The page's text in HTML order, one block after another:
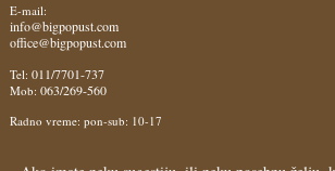
E-mail:
info@bigpopust.com
office@bigpopust.com
Tel: 011/7701-737
Mob: 063/269-560
Radno vreme: pon-sub: 10-17